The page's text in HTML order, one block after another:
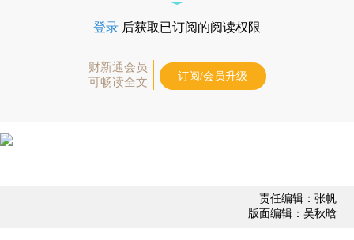
登录 后获取已订阅的阅读权限
财新通会员
可畅读全文
订阅/会员升级
责任编辑：张帆
版面编辑：吴秋晗